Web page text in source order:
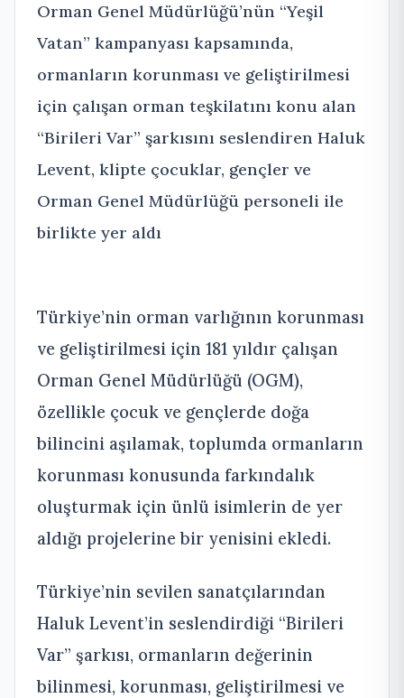
Orman Genel Müdürlüğü’nün “Yeşil
Vatan” kampanyası kapsamında,
ormanların korunması ve geliştirilmesi
için çalışan orman teşkilatını konu alan
“Birileri Var” şarkısını seslendiren Haluk
Levent, klipte çocuklar, gençler ve
Orman Genel Müdürlüğü personeli ile
birlikte yer aldı
Türkiye’nin orman varlığının korunması
ve geliştirilmesi için 181 yıldır çalışan
Orman Genel Müdürlüğü (OGM),
özellikle çocuk ve gençlerde doğa
bilincini aşılamak, toplumda ormanların
korunması konusunda farkındalık
oluşturmak için ünlü isimlerin de yer
aldığı projelerine bir yenisini ekledi.
Türkiye’nin sevilen sanatçılarından
Haluk Levent’in seslendirdiği “Birileri
Var” şarkısı, ormanların değerinin
bilinmesi, korunması, geliştirilmesi ve